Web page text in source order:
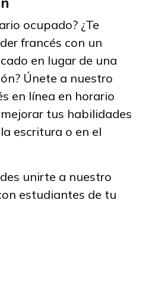
ocupado? ¿Te
francés con un
en lugar de una
Únete a nuestro
en línea en horario
tus habilidades
escritura o en el
unirte a nuestro
estudiantes de tu